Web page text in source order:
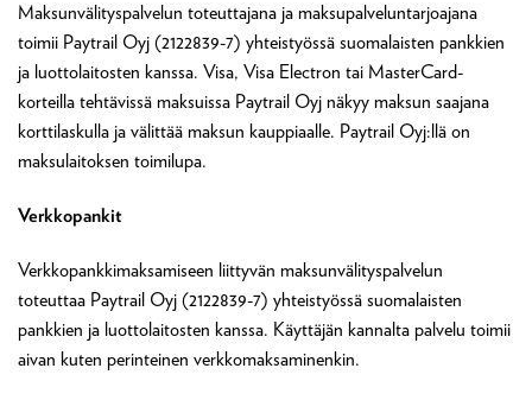
Maksunvälityspalvelun toteuttajana ja maksupalveluntarjoajana
toimii Paytrail Oyj (2122839-7) yhteistyössä suomalaisten pankkien
ja luottolaitosten kanssa. Visa, Visa Electron tai MasterCard-
korteilla tehtävissä maksuissa Paytrail Oyj näkyy maksun saajana
korttilaskulla ja välittää maksun kauppiaalle. Paytrail Oyj:llä on
maksulaitoksen toimilupa.
Verkkopankit
Verkkopankkimaksamiseen liittyvän maksunvälityspalvelun
toteuttaa Paytrail Oyj (2122839-7) yhteistyössä suomalaisten
pankkien ja luottolaitosten kanssa. Käyttäjän kannalta palvelu toimii
aivan kuten perinteinen verkkomaksaminenkin.